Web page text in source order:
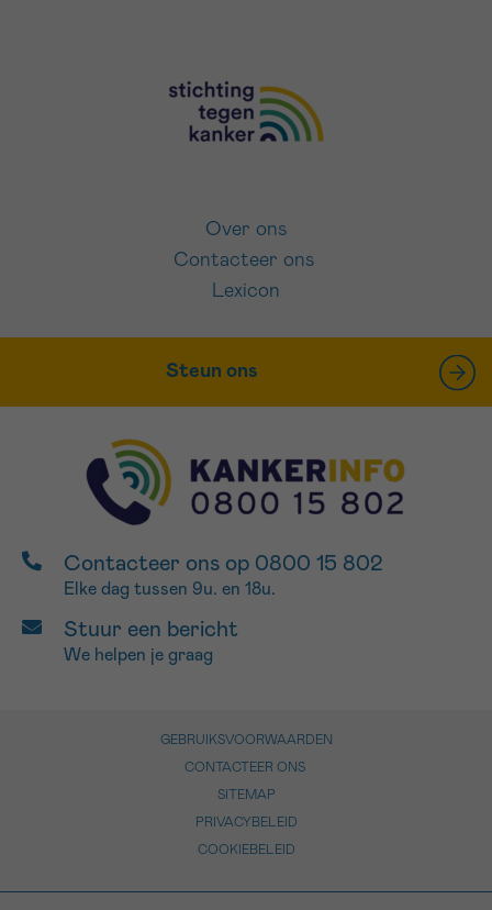
Over ons
Contacteer ons
Lexicon
Steun ons
Contacteer ons op 0800 15 802
Elke dag tussen 9u. en 18u.
Stuur een bericht
We helpen je graag
GEBRUIKSVOORWAARDEN
CONTACTEER ONS
SITEMAP
PRIVACYBELEID
COOKIEBELEID